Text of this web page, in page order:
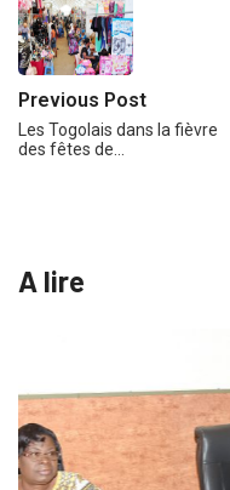
Previous Post
Les Togolais dans la fièvre
des fêtes de…
A lire